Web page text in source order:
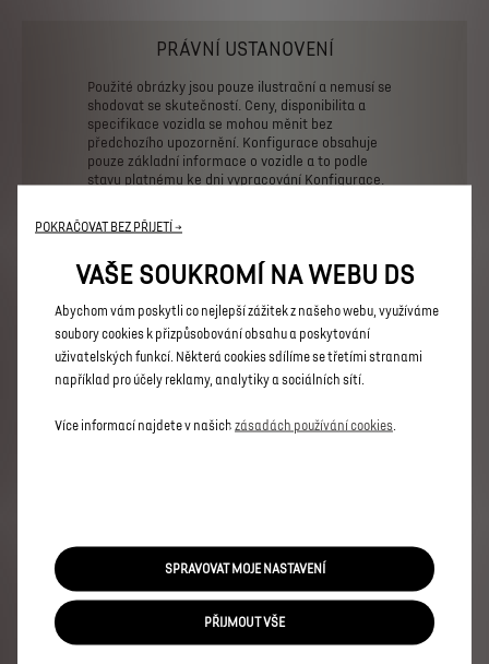
PRÁVNÍ USTANOVENÍ
Použité obrázky jsou pouze ilustrační a nemusí se
shodovat se skutečností. Ceny, disponibilita a
specifikace vozidla se mohou měnit bez
předchozího upozornění. Konfigurace obsahuje
pouze základní informace o vozidle a to podle
stavu platnému ke dni vypracování Konfigurace.
vozidla
příplatkovou výbavu.
charakteru, aniž by tato skutečnost byla u
standardní výbavy a technických údajů naleznete v
aktuálním Ceníku.
DS 7
DS 3
POKRAČOVAT BEZ PŘIJETÍ →
VAŠE SOUKROMÍ NA WEBU DS
Abychom vám poskytli co nejlepší zážitek z našeho webu, využíváme
soubory cookies k přizpůsobování obsahu a poskytování
uživatelských funkcí. Některá cookies sdílíme se třetími stranami
například pro účely reklamy, analytiky a sociálních sítí.
Více informací najdete v našich zásadách používání cookies
SPRAVOVAT MOJE NASTAVENÍ
PŘIJMOUT VŠE